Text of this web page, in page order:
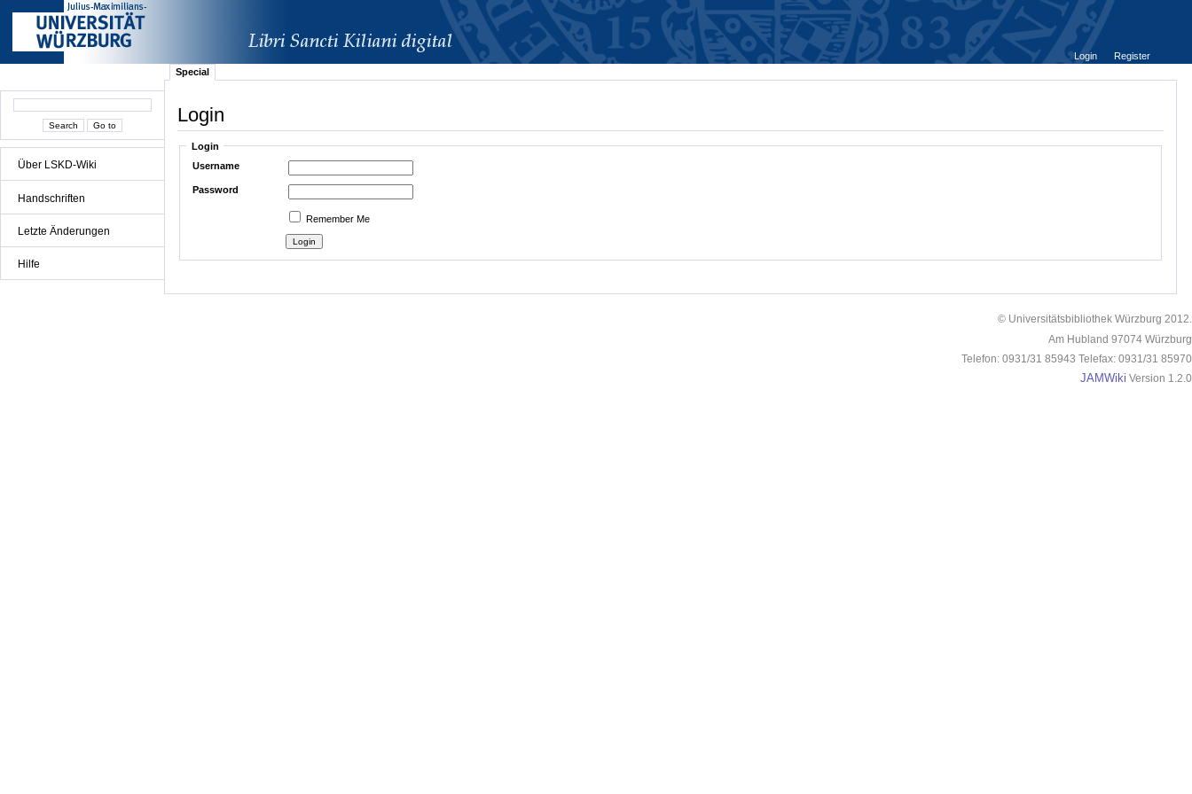
Über LSKD-Wiki
Handschriften
Letzte Änderungen
Hilfe
Login
Register
Special
Login
Login
Username
Password
Remember Me
© Universitätsbibliothek Würzburg 2012.
Am Hubland 97074 Würzburg
Telefon: 0931/31 85943 Telefax: 0931/31 85970
JAMWiki Version 1.2.0